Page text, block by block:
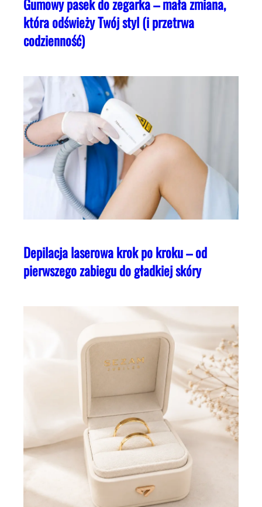
która odświeży Twój styl (i przetrwa
codzienność)
Depilacja laserowa krok po kroku – od
pierwszego zabiegu do gładkiej skóry